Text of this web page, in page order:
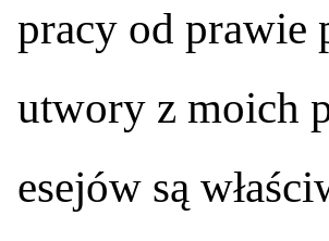
pracy od prawie
utwory z moich
esejów są